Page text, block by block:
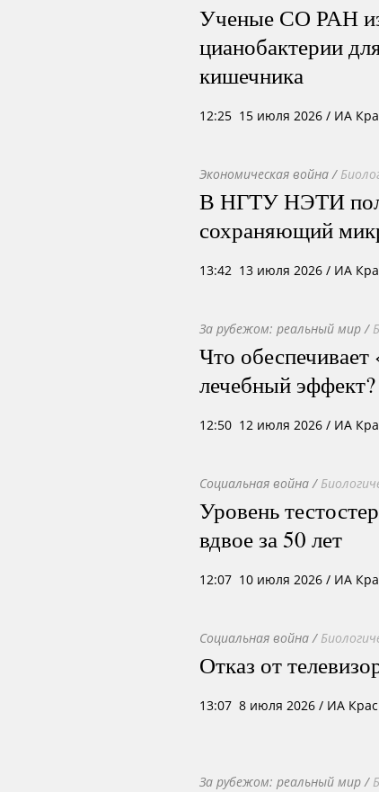
Ученые СО РАН
цианобактерии
кишечника
12:25 15 июля 2026 / ИА
Экономическая война /
В НГТУ НЭТИ
сохраняющий
13:42 13 июля 2026 / ИА
За рубежом: реальный мир /
Что обеспечивает
лечебный эффект?
12:50 12 июля 2026 / ИА
Социальная война /
Уровень
вдвое за 50 лет
12:07 10 июля 2026 / ИА
Социальная война /
Отказ от
13:07 8 июля 2026 / ИА
За рубежом: реальный мир /